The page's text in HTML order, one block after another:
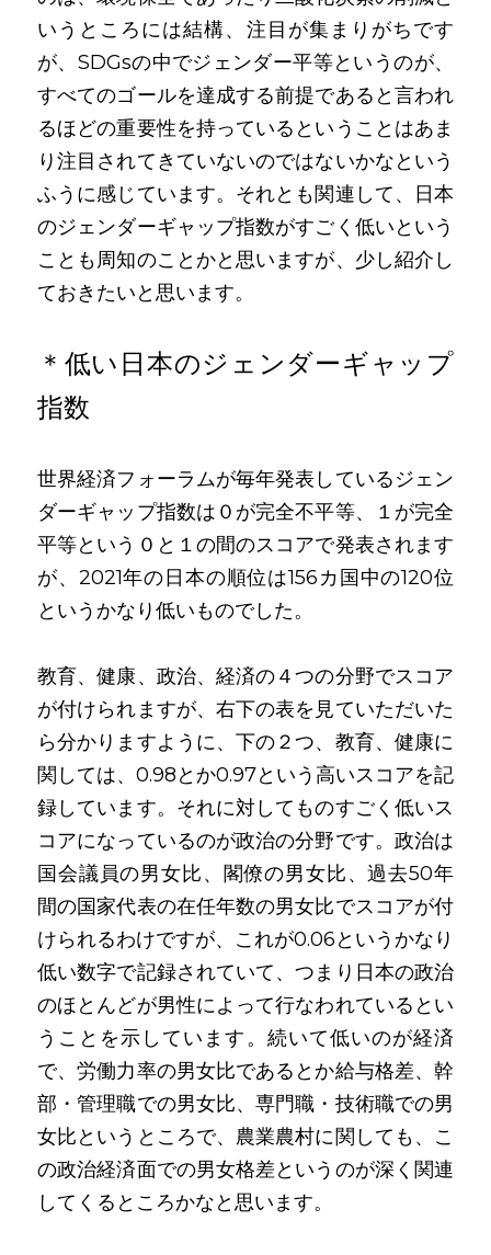
いうところには結構、注目が集まりがちです
が、SDGsの中でジェンダー平等というのが、
すべてのゴールを達成する前提であると言われ
るほどの重要性を持っているということはあま
り注目されてきていないのではないかなという
ふうに感じています。それとも関連して、日本
のジェンダーギャップ指数がすごく低いという
ことも周知のことかと思いますが、少し紹介し
ておきたいと思います。
＊低い日本のジェンダーギャップ
指数
世界経済フォーラムが毎年発表しているジェン
ダーギャップ指数は０が完全不平等、１が完全
平等という０と１の間のスコアで発表されます
が、2021年の日本の順位は156カ国中の120位
というかなり低いものでした。
教育、健康、政治、経済の４つの分野でスコア
が付けられますが、右下の表を見ていただいた
ら分かりますように、下の２つ、教育、健康に
関しては、0.98とか0.97という高いスコアを記
録しています。それに対してものすごく低いス
コアになっているのが政治の分野です。政治は
国会議員の男女比、閣僚の男女比、過去50年
間の国家代表の在任年数の男女比でスコアが付
けられるわけですが、これが0.06というかなり
低い数字で記録されていて、つまり日本の政治
のほとんどが男性によって行なわれているとい
うことを示しています。続いて低いのが経済
で、労働力率の男女比であるとか給与格差、幹
部・管理職での男女比、専門職・技術職での男
女比というところで、農業農村に関しても、こ
の政治経済面での男女格差というのが深く関連
してくるところかなと思います。